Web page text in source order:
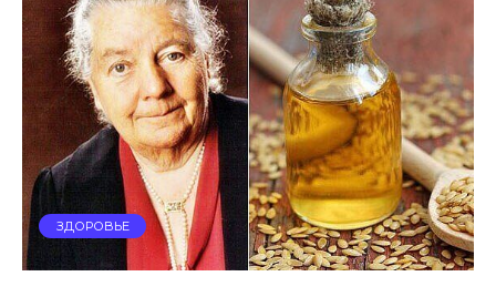
ЗДОРОВЬЕ